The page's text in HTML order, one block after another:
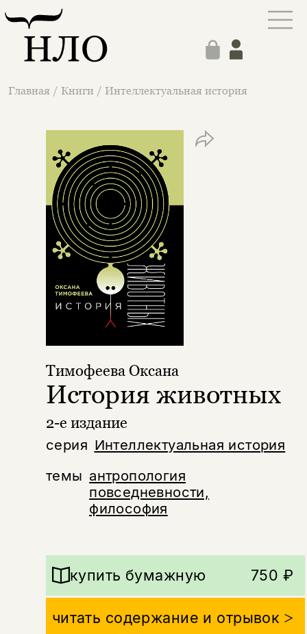
Главная / Книги / Интеллектуальная история
серия Интеллектуальная история
темы антропология
повседневности,
философия
Тимофеева Оксана
История животных
2-е издание
купить бумажную 750 ₽
читать содержание и отрывок